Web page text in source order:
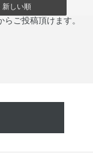
新しい順
ご投稿頂けます。